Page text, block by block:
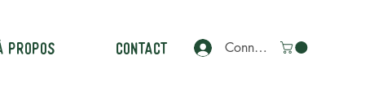
PROPOS CONTACT Connexion